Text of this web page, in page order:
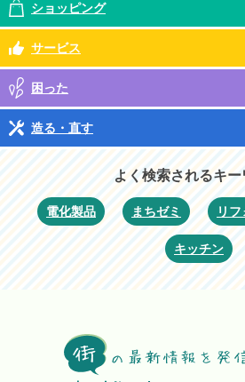
ショッピング
サービス
困った
造る・直す
よく検索されるキー
電化製品 まちゼミ リ
キッチン